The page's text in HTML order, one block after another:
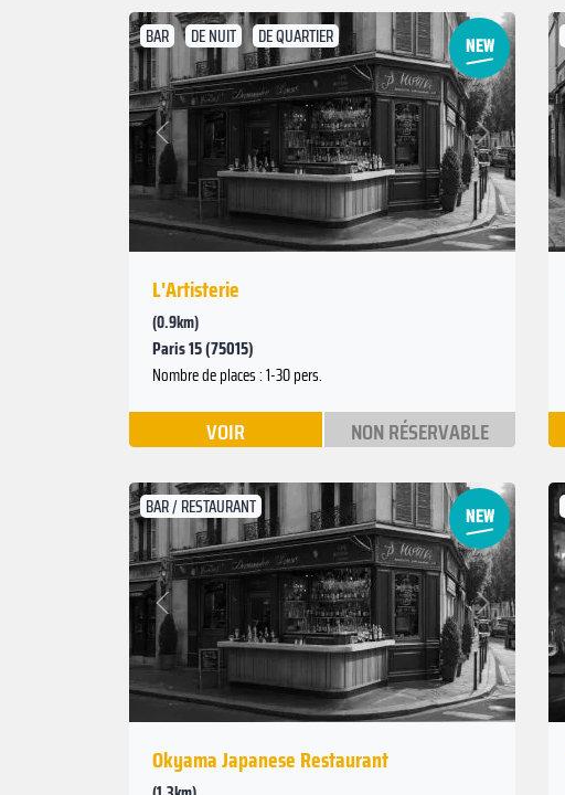
BAR DE NUIT DE QUARTIER
Précédent
Suivant
L'Artisterie
(0.9km)
Paris 15 (75015)
Nombre de places : 1-30 pers.
VOIR NON RÉSERVABLE
BAR / RESTAURANT
Précédent
Suivant
Okyama Japanese Restaurant